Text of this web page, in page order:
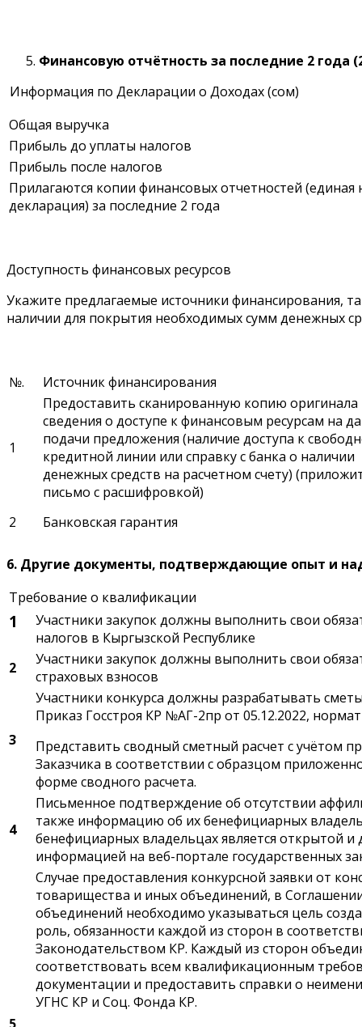
Финансовую отчётность за последние 2 года
Информация по Декларации о Доходах (сом)
Общая выручка
Прибыль до уплаты налогов
Прибыль после налогов
Прилагаются копии финансовых отчетностей (единая
декларация) за последние 2 года
Доступность финансовых ресурсов
Укажите предлагаемые источники финансирования,
наличии для покрытия необходимых сумм денежных
№. Источник финансирования
1
Предоставить сканированную копию оригинала
сведения о доступе к финансовым ресурсам на
подачи предложения (наличие доступа к
кредитной линии или справку с банка о наличии
денежных средств на расчетном счету)
письмо с расшифровкой)
2
Банковская гарантия
6. Другие документы, подтверждающие опыт и
Требование о квалификации
1
Участники закупок должны выполнить свои
налогов в Кыргызской Республике
2
Участники закупок должны выполнить свои
страховых взносов
3
Участники конкурса должны разрабатывать
Приказ Госстроя КР №АГ-2пр от 05.12.2022,
Представить сводный сметный расчет с учётом
Заказчика в соответствии с образцом
форме сводного расчета.
4
Письменное подтверждение об отсутствии
также информацию об их бенефициарных
бенефициарных владельцах является открытой и
информацией на веб-портале государственных
5
Случае предоставления конкурсной заявки от
товарищества и иных объединений, в
объединений необходимо указываться цель
роль, обязанности каждой из сторон в
Законодательством КР. Каждый из сторон
соответствовать всем квалификационным
документации и предоставить справки о
УГНС КР и Соц. Фонда КР.